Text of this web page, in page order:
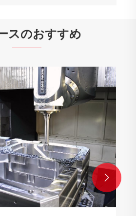
スのおすすめ
CNCの
もっと
